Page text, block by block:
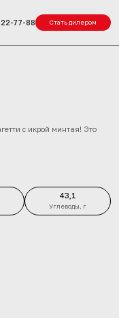
77-88 Стать дилером
с икрой минтая! Это
43,1
Углеводы, г